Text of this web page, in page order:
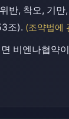
반, 착오, 기
조). (조약법에
비엔나협약